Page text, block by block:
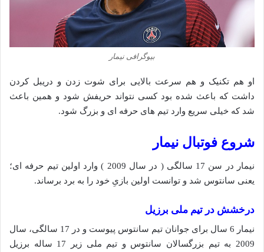
بیوگرافی نیمار
او هم تکنیک و هم سرعت بالایی برای شوت زدن و دریبل کردن
داشت که باعث شده‌ بود کسی نتواند حریفش شود و همین باعث
شد که خیلی سریع وارد تیم های حرفه ای و بزرگ شود.
شروع فوتبال نیمار
نیمار در سن 17 سالگی ( در سال 2009 ) وارد اولین تیم حرفه ای؛
یعنی سانتوس شد و توانست اولین بازیِ خود را به برد برساند.
درخشش در تیم ملی برزیل
نیمار 6 سال برای جوانان تیم سانتوس پیوست و در 17 سالگی، سال
2009 به تیم بزرگسالان سانتوس و تیم ملی زیر 17 ساله برزیل